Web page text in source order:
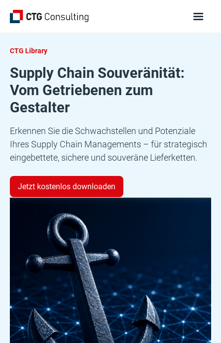
CTG Library
Supply Chain Souveränität:
Vom Getriebenen zum
Gestalter
Erkennen Sie die Schwachstellen und Potenziale
Ihres Supply Chain Managements – für strategisch
eingebettete, sichere und souveräne Lieferketten.
Jetzt kostenlos downloaden